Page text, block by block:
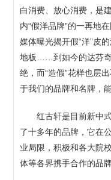
白消费、放心消费，是
内“假洋品牌”的一再地
媒体曝光揭开假“洋”皮
地板……到如今的达芬奇
绝，而“造假”花样也层
于我们的品牌和名牌，
红古轩是目前新中式
了十多年的品牌，它在
业局限，积极和各大院
体等各界携手合作的品